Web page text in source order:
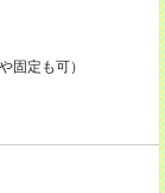
固定も可）